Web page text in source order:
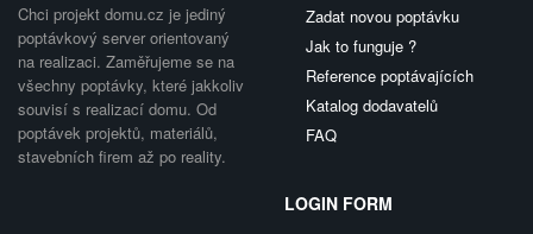
Chci projekt domu.cz je jediný
poptávkový server orientovaný
na realizaci. Zaměřujeme se na
všechny poptávky, které jakkoliv
souvisí s realizací domu. Od
poptávek projektů, materiálů,
stavebních firem až po reality.
Zadat novou poptávku
Jak to funguje ?
Reference poptávajících
Katalog dodavatelů
FAQ
LOGIN FORM